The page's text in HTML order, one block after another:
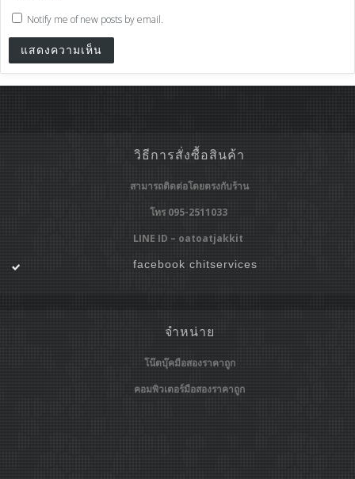
Notify me of new posts by email.
วิธีการสั่งซื้อสินค้า
สามารถติดต่อโดยตรงกับร้าน
โทร 095-2511033
LINE ID – oatoatjakkit
facebook chitservices
จำหน่าย
โน๊ตบุ๊คมือสองราคาถูก
คอมพิวเตอร์มือสองราคาถูก